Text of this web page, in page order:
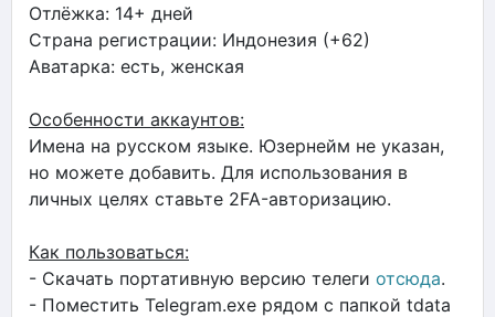
Отлёжка: 14+ дней
Страна регистрации: Индонезия (+62)
Аватарка: есть, женская
Особенности аккаунтов:
Имена на русском языке. Юзернейм не указан,
но можете добавить. Для использования в
личных целях ставьте 2FA-авторизацию.
Как пользоваться:
- Скачать портативную версию телеги отсюда.
- Поместить Telegram.exe рядом с папкой tdata